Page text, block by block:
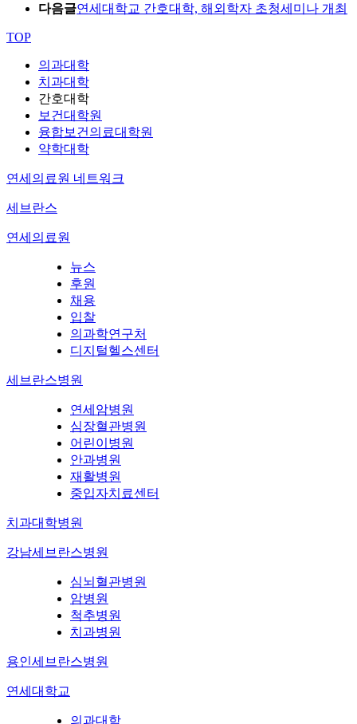
다음글연세대학교 간호대학, 해외학자 초청세미나 개최
TOP
의과대학
치과대학
간호대학
보건대학원
융합보건의료대학원
약학대학
연세의료원 네트워크
세브란스
연세의료원
뉴스
후원
채용
입찰
의과학연구처
디지털헬스센터
세브란스병원
연세암병원
심장혈관병원
어린이병원
안과병원
재활병원
중입자치료센터
치과대학병원
강남세브란스병원
심뇌혈관병원
암병원
척추병원
치과병원
용인세브란스병원
연세대학교
의과대학